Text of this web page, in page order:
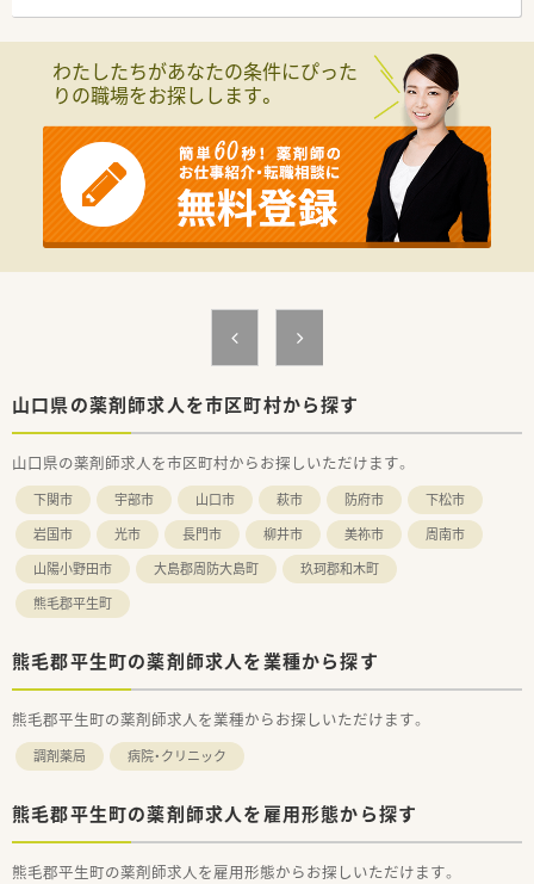
＜研修制度＞
＜法人特徴＞
■瀬戸内海国立公園内にある、内科・外科・整形外科・脳神経外科・
精神科・皮膚科・泌尿器科・眼科・耳鼻咽喉科・歯科を応需している
病院です。
■土日休みの完全週休2日制です。
■職員送迎バスの利用も可能なので車通勤が心配な方も安心で
す。
＜こんな方にもおすすめ＞
■ゆったりとした環境でご勤務したい方
わたしたちがあなたの条件にぴった
りの職場をお探しします。
山口県の薬剤師求人を市区町村から探す
山口県の薬剤師求人を市区町村からお探しいただけます。
下関市 宇部市 山口市 萩市 防府市
下松市
岩国市
光市 長門市 柳井市 美祢市
周南市
山陽小野田市
大島郡周防大島町
玖珂郡和木町
熊毛郡平生町
熊毛郡平生町の薬剤師求人を業種から探す
熊毛郡平生町の薬剤師求人を業種からお探しいただけます。
調剤薬局 病院・クリニック
熊毛郡平生町の薬剤師求人を雇用形態から探す
熊毛郡平生町の薬剤師求人を雇用形態からお探しいただけます。